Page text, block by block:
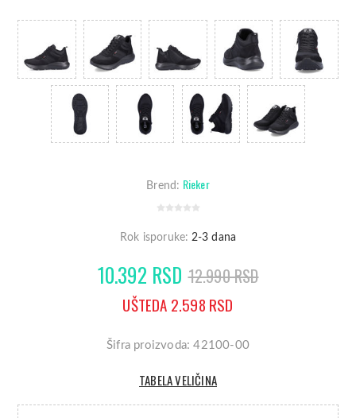
Brend: Rieker
Rok isporuke: 2-3 dana
10.392 RSD 12.990 RSD
UŠTEDA 2.598 RSD
Šifra proizvoda: 42100-00
TABELA VELIČINA